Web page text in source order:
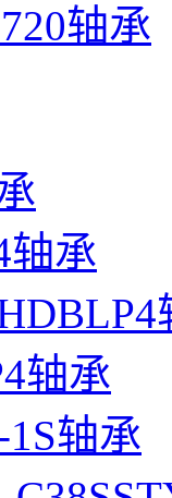
轴承
轴承
轴承
轴承